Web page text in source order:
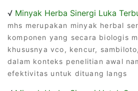
√ Minyak Herba Sinergi Luka
mhs merupakan minyak herbal
komponen yang secara biologis
khususnya vco, kencur,
dalam konteks penelitian awal
efektivitas untuk dituang langs